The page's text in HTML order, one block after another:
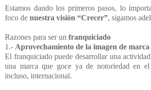
Estamos dando los primeros pasos, lo
foco de nuestra visión “Crecer”, sigamos
Razones para ser un franquiciado
1.- Aprovechamiento de la imagen de marca
El franquiciado puede desarrollar una
una marca que goce ya de notoriedad en
incluso, internacional.